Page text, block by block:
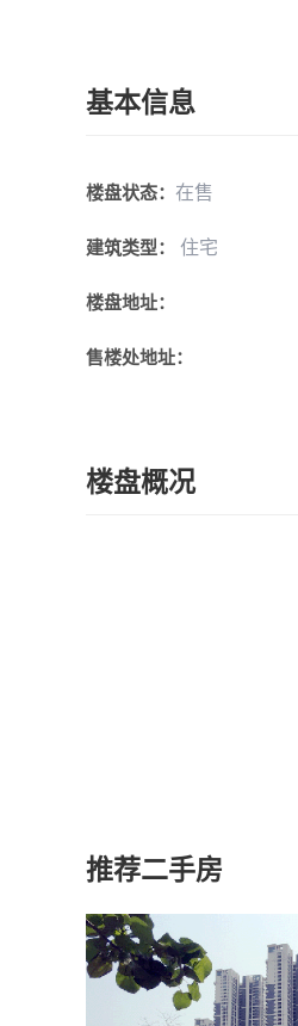
基本信息
楼盘状态： 在售
建筑类型： 住宅
楼盘地址：
售楼处地址：
楼盘概况
推荐二手房